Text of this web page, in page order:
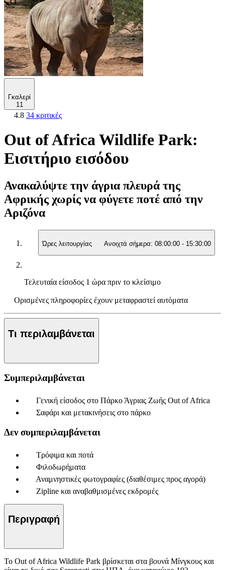
Γκαλερί
11
4.8 34 κριτικές
Out of Africa Wildlife Park:
Εισιτήριο εισόδου
Ανακαλύψτε την άγρια πλευρά της
Αφρικής χωρίς να φύγετε ποτέ από την
Αριζόνα
Ώρες λειτουργίας Ανοιχτά σήμερα: 08:00:00 - 15:30:00
Τελευταία είσοδος 1 ώρα πριν το κλείσιμο
Ορισμένες πληροφορίες έχουν μεταφραστεί αυτόματα
Τι περιλαμβάνεται
Συμπεριλαμβάνεται
Γενική είσοδος στο Πάρκο Άγριας Ζωής Out of Africa
Σαφάρι και μετακινήσεις στο πάρκο
Δεν συμπεριλαμβάνεται
Τρόφιμα και ποτά
Φιλοδωρήματα
Αναμνηστικές φωτογραφίες (διαθέσιμες προς αγορά)
Zipline και αναβαθμισμένες εκδρομές
Περιγραφή
Το Out of Africa Wildlife Park βρίσκεται στα βουνά Μίνγκους και